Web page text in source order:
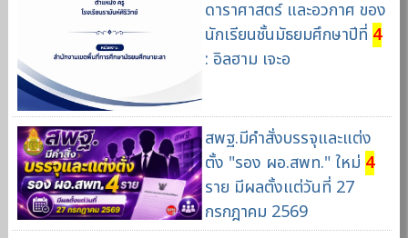
ดาราศาสตร์ และอวกาศ ของ
นักเรียนชั้นมัธยมศึกษาปีที่ 4
: อิลฮาม เจะอ
สพฐ.มีคำสั่งบรรจุและแต่ง
ตั้ง "รอง ผอ.สพท." ใหม่ 4
ราย มีผลตั้งแต่วันที่ 27
กรกฎาคม 2569